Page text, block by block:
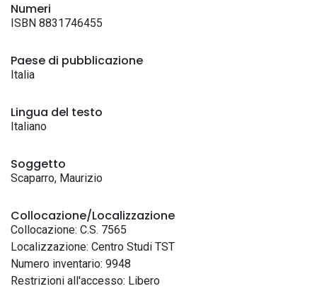
Numeri
ISBN 8831746455
Paese di pubblicazione
Italia
Lingua del testo
Italiano
Soggetto
Scaparro, Maurizio
Collocazione/Localizzazione
Collocazione: C.S. 7565
Localizzazione: Centro Studi TST
Numero inventario: 9948
Restrizioni all'accesso: Libero